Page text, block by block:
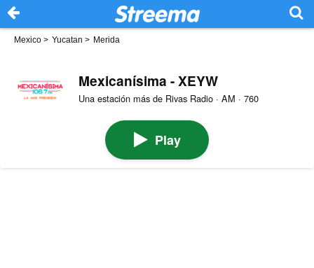
Mexico > Yucatan > Merida
Mexicanísima - XEYW
Una estación más de Rivas Radio · AM · 760
Play